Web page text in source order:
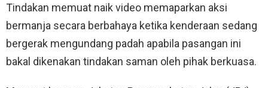
Tindakan memuat naik video memaparkan aksi
bermanja secara berbahaya ketika kenderaan sedang
bergerak mengundang padah apabila pasangan ini
bakal dikenakan tindakan saman oleh pihak berkuasa.